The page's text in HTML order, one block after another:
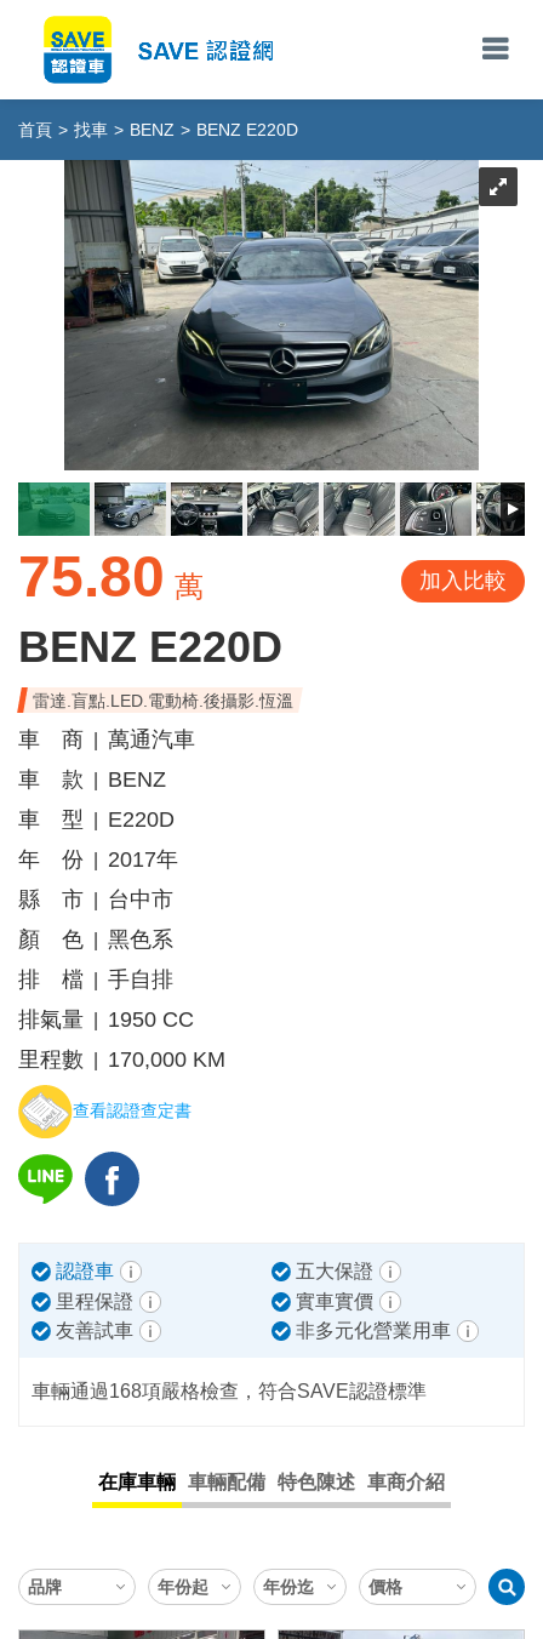
首頁 > 找車 > BENZ > BENZ E220D
75.80 萬 加入比較
BENZ E220D
雷達.盲點.LED.電動椅.後攝影.恆溫
車 商
萬通汽車
車 款
BENZ
車 型
E220D
年 份
2017年
縣 市
台中市
顏 色
黑色系
排 檔
手自排
排氣量
1950 CC
里程數
170,000 KM
查看認證查定書
認證車
五大保證
里程保證
實車實價
友善試車
非多元化營業用車
車輛通過168項嚴格檢查，符合SAVE認證標準
在庫車輛 車輛配備 特色陳述 車商介紹